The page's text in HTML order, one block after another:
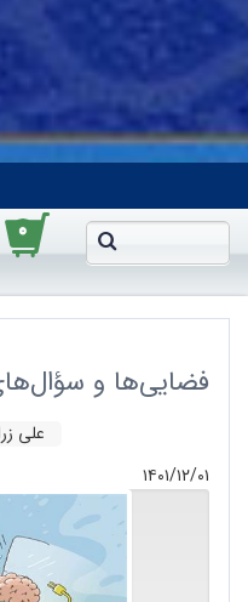
۰
فضایی‌ها و
علی
۱۴۰۱/۱۲/۰۱